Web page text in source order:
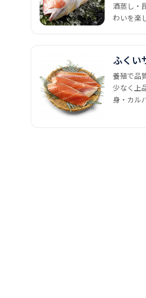
酒蒸し・
わいを楽
ふくい
養殖で品
少なく上
身・カル